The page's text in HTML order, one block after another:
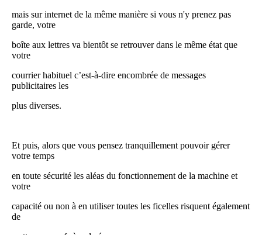
mais sur internet de la même manière si vous n'y prenez pas
garde, votre
boîte aux lettres va bientôt se retrouver dans le même état que
votre
courrier habituel c’est-à-dire encombrée de messages
publicitaires les
plus diverses.
Et puis, alors que vous pensez tranquillement pouvoir gérer
votre temps
en toute sécurité les aléas du fonctionnement de la machine et
votre
capacité ou non à en utiliser toutes les ficelles risquent également
de